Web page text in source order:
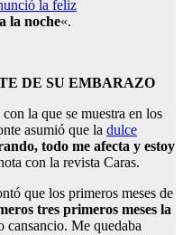
la feliz
la noche«.
DE SU EMBARAZO
la que se muestra en los
asumió que la dulce
todo me afecta y estoy
con la revista Caras.
que los primeros meses de
tres primeros meses la
Me quedaba